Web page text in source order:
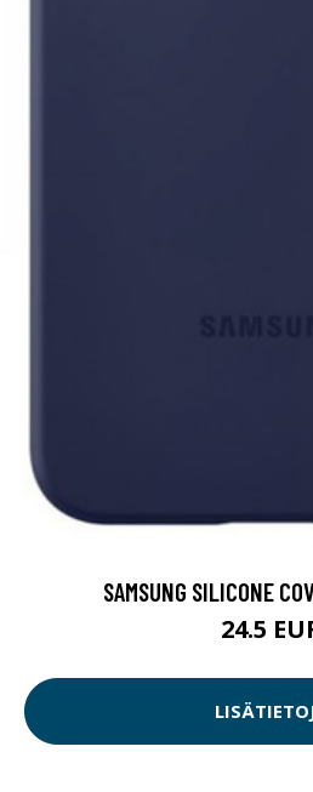
SAMSUNG SILICONE
24.5